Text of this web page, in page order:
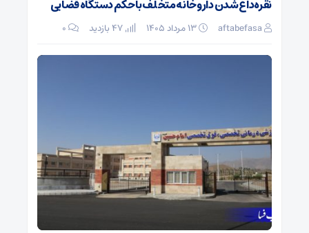
نقره‌داغ شدن داروخانه متخلف با حکم دستگاه قضایی
aftabefasa ۰